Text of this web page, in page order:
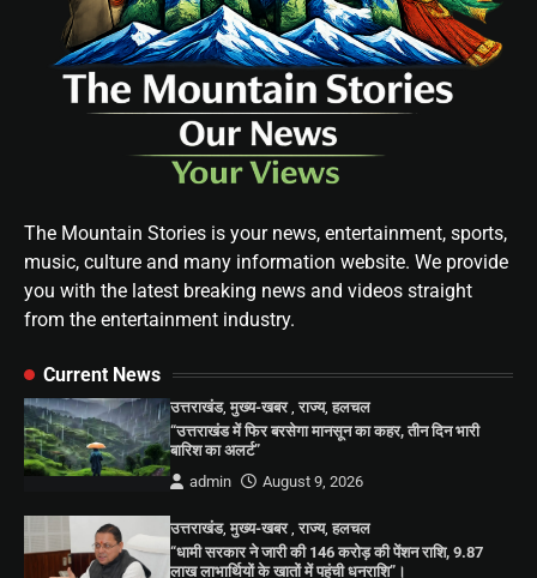
The Mountain Stories is your news, entertainment, sports,
music, culture and many information website. We provide
you with the latest breaking news and videos straight
from the entertainment industry.
Current News
उत्तराखंड,मुख्य-खबर,राज्य,हलचल
“उत्तराखंड में फिर बरसेगा मानसून का कहर, तीन दिन भारी
बारिश का अलर्ट”
admin
August 9, 2026
उत्तराखंड,मुख्य-खबर ,राज्य,हलचल
“धामी सरकार ने जारी की 146 करोड़ की पेंशन राशि, 9.87
लाख लाभार्थियों के खातों में पहुंची धनराशि”।